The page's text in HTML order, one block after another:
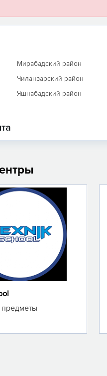
Мирабадский район
Чиланзарский район
Яшнабадский район